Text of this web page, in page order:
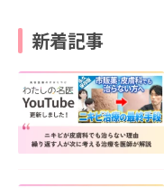
新着記事